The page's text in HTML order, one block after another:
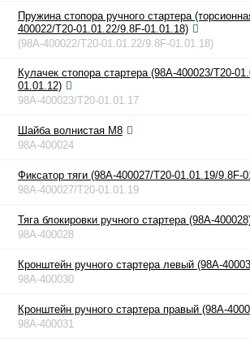
Пружина стопора ручного стартера
400022/T20-01.01.22/9.8F-01.01.18)
(98A-400022/T20-01.01.22/9.8F-01.01.18)
Кулачек стопора стартера (98A-400023/T20-
01.01.12)
98A-400023/T20-01.01.17
Шайба волнистая М8
98A-400024
Фиксатор тяги (98A-400027/T20-01.01.19/9.8F-
98A-400027/T20-01.01.19
Тяга блокировки ручного стартера (98A-
98A-400028
Кронштейн ручного стартера левый (98A-
98A-400030
Кронштейн ручного стартера правый (98A-
98A-400031